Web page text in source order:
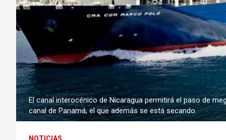
El canal interocénico de Nicaragua permitirá el paso de
canal de Panamá, el que además se está secando.